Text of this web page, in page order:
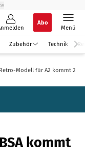
Abo
Menü
Zubehör Technik
Modell für A2 kommt 2025
kommt